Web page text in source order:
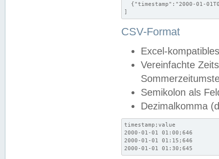
{"timestamp":"2000-01-
]
CSV-Format
Excel-
Vereinfachte
Semikolon als
Dezimalkomma
timestamp;value
2000-01-01 01:00;646
2000-01-01 01:15;646
2000-01-01 01:30;645